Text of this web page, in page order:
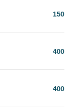
150
400
400